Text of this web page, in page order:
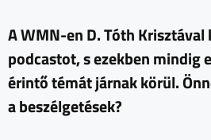
A WMN-en D. Tóth
podcastot, s ezekben mindig
érintő témát járnak körül.
a beszélgetések?